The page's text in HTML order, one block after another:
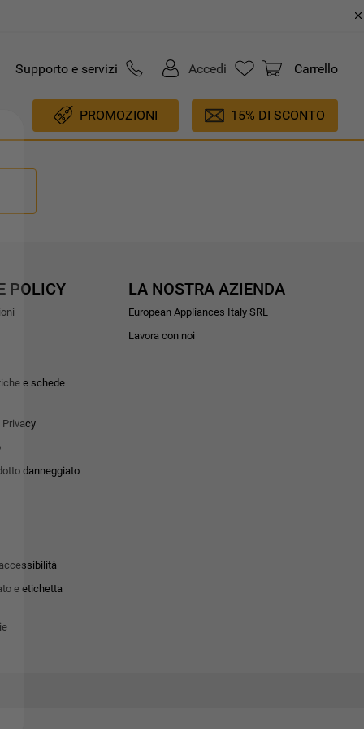
Supporto e servizi Accedi Carrello
PROMOZIONI 15% DI SCONTO
POLICY
e schede
danneggiato
e etichetta
LA NOSTRA AZIENDA
European Appliances Italy SRL
Lavora con noi